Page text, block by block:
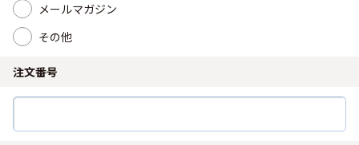
メールマガジン
その他
注文番号